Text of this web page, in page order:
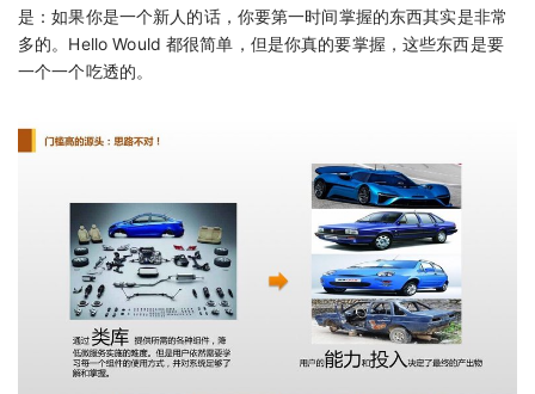
是：如果你是一个新人的话，你要第一时间掌握的东西其实是非常
多的。Hello Would 都很简单，但是你真的要掌握，这些东西是要
一个一个吃透的。